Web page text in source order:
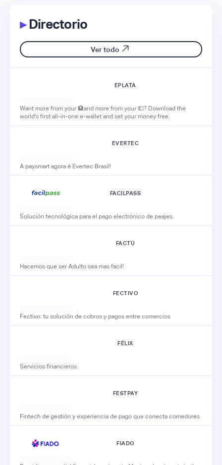
▸Directorio
Ver todo
EPLATA
Want more from your 🏦and more from your 💵? Download the
world’s first all-in-one e-wallet and set your money free.
EVERTEC
A paysmart agora é Evertec Brasil!
FACILPASS
Solución tecnológica para el pago electrónico de peajes.
FACTÚ
Hacemos que ser Adulto sea mas facil!
FECTIVO
Fectivo: tu solución de cobros y pagos entre comercios
FÉLIX
Servicios financieros
FESTPAY
Fintech de gestión y experiencia de pago que conecta comedores
FIADO